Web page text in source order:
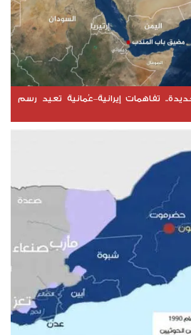
تفاهمات إيرانية–عُمانية تعيد رسم